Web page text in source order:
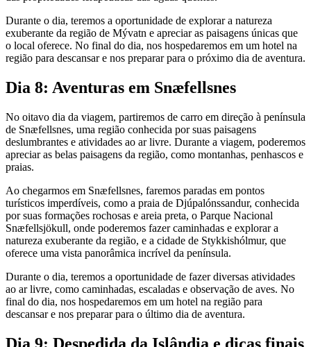
Durante o dia, teremos a oportunidade de explorar a natureza
exuberante da região de Mývatn e apreciar as paisagens únicas que
o local oferece. No final do dia, nos hospedaremos em um hotel na
região para descansar e nos preparar para o próximo dia de aventura.
Dia 8: Aventuras em Snæfellsnes
No oitavo dia da viagem, partiremos de carro em direção à península
de Snæfellsnes, uma região conhecida por suas paisagens
deslumbrantes e atividades ao ar livre. Durante a viagem, poderemos
apreciar as belas paisagens da região, como montanhas, penhascos e
praias.
Ao chegarmos em Snæfellsnes, faremos paradas em pontos
turísticos imperdíveis, como a praia de Djúpalónssandur, conhecida
por suas formações rochosas e areia preta, o Parque Nacional
Snæfellsjökull, onde poderemos fazer caminhadas e explorar a
natureza exuberante da região, e a cidade de Stykkishólmur, que
oferece uma vista panorâmica incrível da península.
Durante o dia, teremos a oportunidade de fazer diversas atividades
ao ar livre, como caminhadas, escaladas e observação de aves. No
final do dia, nos hospedaremos em um hotel na região para
descansar e nos preparar para o último dia de aventura.
Dia 9: Despedida da Islândia e dicas finais